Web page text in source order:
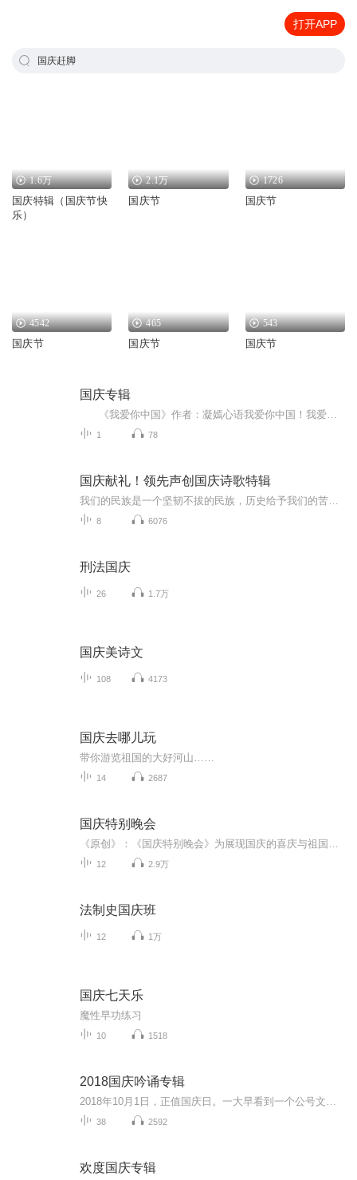
打开APP
国庆赶脚
1.6万
国庆特辑（国庆节快
乐）
2.1万
国庆节
1726
国庆节
4542
国庆节
465
国庆节
543
国庆节
国庆专辑
1 78
国庆献礼！领先声创国庆诗歌特辑
8 6076
刑法国庆
26 1.7万
国庆美诗文
108 4173
国庆去哪儿玩
带你游览祖国的大好河山……
14 2687
国庆特别晚会
12 2.9万
法制史国庆班
12 1万
国庆七天乐
魔性早功练习
10 1518
2018国庆吟诵专辑
38 2592
欢度国庆专辑